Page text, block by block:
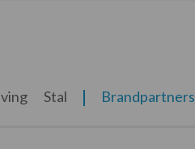
Stal Brandpartners